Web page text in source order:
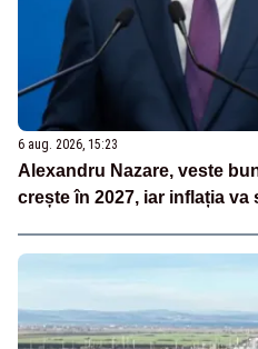
6 aug. 2026, 15:23
Alexandru Nazare, veste
crește în 2027, iar inflația va